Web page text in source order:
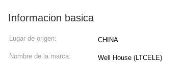
Informacion basica
Lugar de origen: CHINA
Nombre de la marca: Well House (LTCELE)